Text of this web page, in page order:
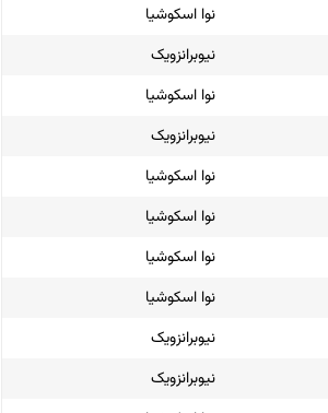
نوا اسکوشیا
نیوبرانزویک
نوا اسکوشیا
نیوبرانزویک
نوا اسکوشیا
نوا اسکوشیا
نوا اسکوشیا
نوا اسکوشیا
نیوبرانزویک
نیوبرانزویک